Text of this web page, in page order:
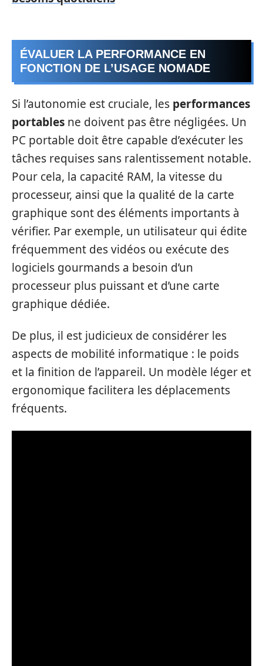
ÉVALUER LA PERFORMANCE EN
FONCTION DE L’USAGE NOMADE
Si l’autonomie est cruciale, les performances
portables ne doivent pas être négligées. Un
PC portable doit être capable d’exécuter les
tâches requises sans ralentissement notable.
Pour cela, la capacité RAM, la vitesse du
processeur, ainsi que la qualité de la carte
graphique sont des éléments importants à
vérifier. Par exemple, un utilisateur qui édite
fréquemment des vidéos ou exécute des
logiciels gourmands a besoin d’un
processeur plus puissant et d’une carte
graphique dédiée.
De plus, il est judicieux de considérer les
aspects de mobilité informatique : le poids
et la finition de l’appareil. Un modèle léger et
ergonomique facilitera les déplacements
fréquents.